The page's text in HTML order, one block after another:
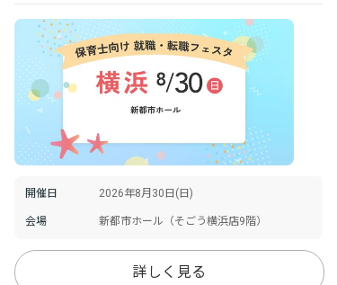
開催日 2026年8月30日(日)
会場 新都市ホール（そごう横浜店9階）
詳しく見る